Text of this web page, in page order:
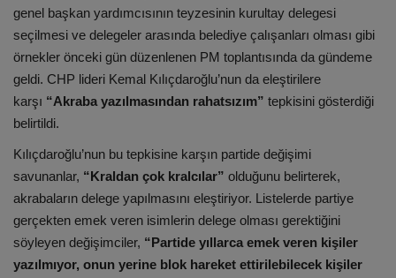
VİDEO
genel başkan yardımcısının teyzesinin kurultay delegesi
seçilmesi ve delegeler arasında belediye çalışanları olması gibi
örnekler önceki gün düzenlenen PM toplantısında da gündeme
geldi. CHP lideri Kemal Kılıçdaroğlu’nun da eleştirilere
karşı “Akraba yazılmasından rahatsızım” tepkisini gösterdiği
belirtildi.
Kılıçdaroğlu’nun bu tepkisine karşın partide değişimi
savunanlar, “Kraldan çok kralcılar” olduğunu belirterek,
akrabaların delege yapılmasını eleştiriyor. Listelerde partiye
gerçekten emek veren isimlerin delege olması gerektiğini
söyleyen değişimciler, “Partide yıllarca emek veren kişiler
yazılmıyor, onun yerine blok hareket ettirilebilecek kişiler